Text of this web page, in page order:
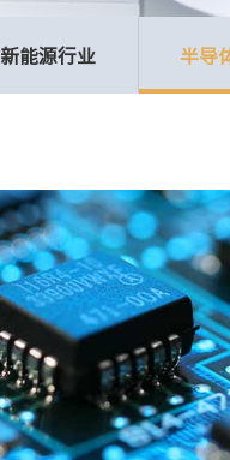
新能源行业 半导